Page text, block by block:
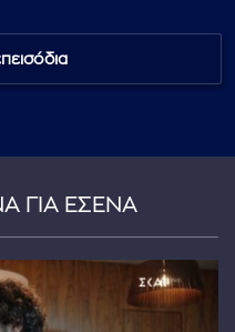
προς αναζήτηση
ΓΙΑ ΕΣΕΝΑ